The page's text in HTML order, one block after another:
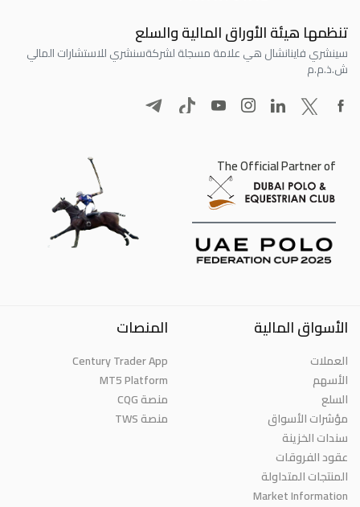
تنظمها هيئة الأوراق المالية والسلع
سينشري فاينانشال هي علامة مسجلة لشركةسنشري للاستشارات المالي
ش.ذ.م.م
The Official Partner of
الأسواق المالية
العملات
الأسهم
السلع
مؤشرات الأسواق
سندات الخزينة
عقود الفروقات
المنتجات المتداولة
Market Information
المنصات
Century Trader App
MT5 Platform
منصة CQG
منصة TWS